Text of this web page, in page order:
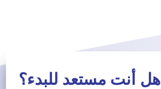
هل أنت مستعد للبدء؟